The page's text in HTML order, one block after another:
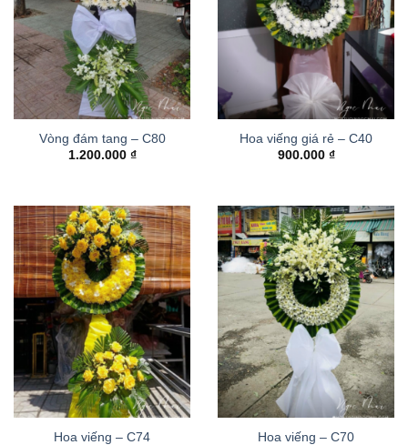
Vòng đám tang – C80
1.200.000 ₫
Hoa viếng giá rẻ – C40
900.000 ₫
Hoa viếng – C74
Hoa viếng – C70